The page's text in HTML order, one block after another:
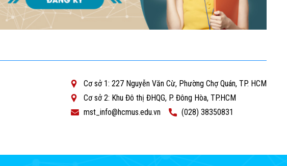
Cơ sở 1: 227 Nguyễn Văn Cừ, Phường Chợ Quán, TP. HCM
Cơ sở 2: Khu Đô thị ĐHQG, P. Đông Hòa, TP.HCM
mst_info@hcmus.edu.vn
(028) 38350831